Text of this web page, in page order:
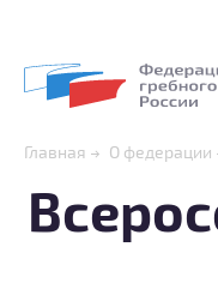
Главная О федерации